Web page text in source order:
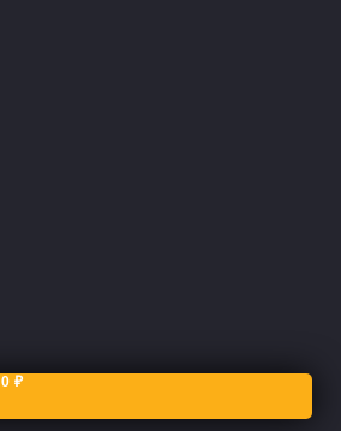
0 ₽